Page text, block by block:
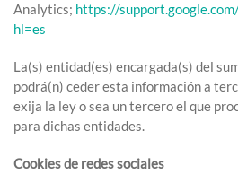
Analytics; https://
hl=es
La(s) entidad(es) encargada(s) del
podrá(n) ceder esta información a
exija la ley o sea un tercero el que
para dichas entidades.
Cookies de redes sociales